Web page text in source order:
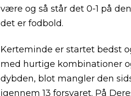
være og så står det 0-1 på
det er fodbold.
Kerteminde er startet bedst
med hurtige kombinationer
dybden, blot mangler den
igennem 13 forsvaret. På